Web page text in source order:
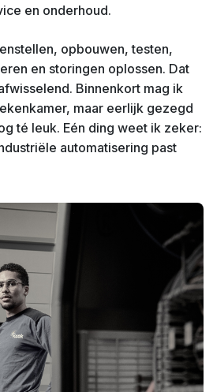
en onderhoud.
opbouwen, testen,
en storingen oplossen. Dat
Binnenkort mag ik
maar eerlijk gezegd
té leuk. Eén ding weet ik zeker:
automatisering past